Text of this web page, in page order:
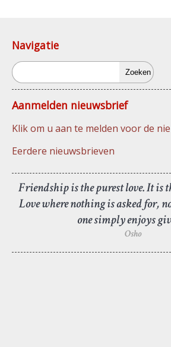
Navigatie
Zoeken
Aanmelden nieuwsbrief
Klik om u aan te melden voor de
Eerdere nieuwsbrieven
Friendship is the purest love. It is
Love where nothing is asked for,
one simply enjoys
Osho